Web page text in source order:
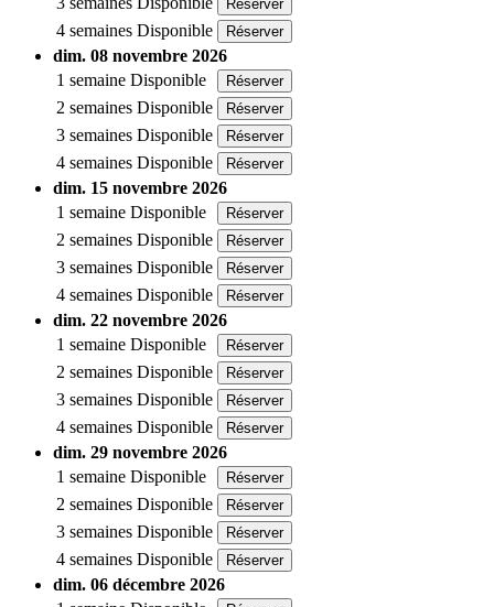
Réserver
4 semaines Disponible Réserver
dim. 08 novembre 2026
1 semaine Disponible Réserver
2 semaines Disponible Réserver
3 semaines Disponible Réserver
4 semaines Disponible Réserver
dim. 15 novembre 2026
1 semaine Disponible Réserver
2 semaines Disponible Réserver
3 semaines Disponible Réserver
4 semaines Disponible Réserver
dim. 22 novembre 2026
1 semaine Disponible Réserver
2 semaines Disponible Réserver
3 semaines Disponible Réserver
4 semaines Disponible Réserver
dim. 29 novembre 2026
1 semaine Disponible Réserver
2 semaines Disponible Réserver
3 semaines Disponible Réserver
4 semaines Disponible Réserver
dim. 06 décembre 2026